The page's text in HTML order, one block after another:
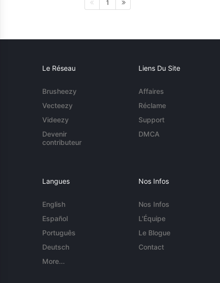
1
Le Réseau
Brusheezy
Vecteezy
Videezy
Devenir
contributeur
Liens Du Site
Affaires
Réclame
Support
DMCA
Langues
English
Español
Português
Deutsch
More...
Nos Infos
Nos Infos
L'Équipe
Le Blogue
Contact